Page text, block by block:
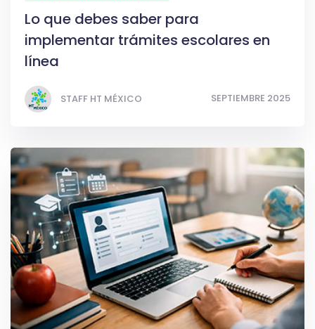
Lo que debes saber para
implementar trámites escolares en
línea
STAFF HT MÉXICO SEPTIEMBRE 2025